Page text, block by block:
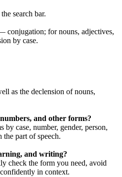
search bar.
conjugation; for nouns, adjectives,
by case.
as the declension of nouns,
and other forms?
case, number, gender, person,
the part of speech.
and writing?
check the form you need, avoid
in context.